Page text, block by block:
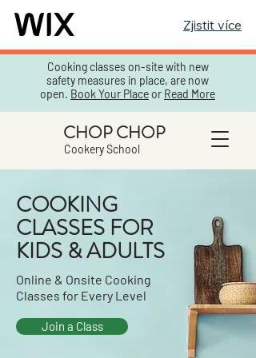
Zjistit více